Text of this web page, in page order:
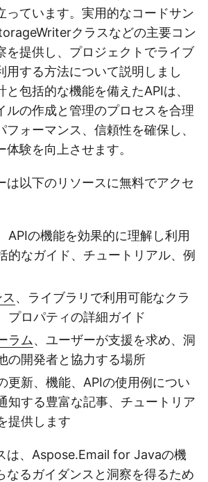
っています。実用的なコードサン
クラスなどの主要コン
を提供し、プロジェクトでライブ
用する方法について説明しまし
包括的な機能を備えたAPIは、
ルの作成と管理のプロセスを合理
ォーマンス、信頼性を確保し、
験を向上させます。
は以下のリソースに無料でアクセ
APIの機能を効果的に理解し利用
的なガイド、チュートリアル、例
、ライブラリで利用可能なクラ
プロパティの詳細ガイド
ラム、ユーザーが支援を求め、洞
の開発者と協力する場所
更新、機能、APIの使用例につい
知する豊富な記事、チュートリア
提供します
は、Aspose.Email for Javaの機
なるガイダンスと洞察を得るため